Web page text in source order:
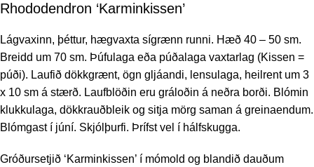
Rhododendron ‘Karminkissen’
Lágvaxinn, þéttur, hægvaxta sígrænn runni. Hæð 40 – 50 sm.
Breidd um 70 sm. Þúfulaga eða púðalaga vaxtarlag (Kissen =
púði). Laufið dökkgrænt, ögn gljáandi, lensulaga, heilrent um 3
x 10 sm á stærð. Laufblöðin eru gráloðin á neðra borði. Blómin
klukkulaga, dökkrauðbleik og sitja mörg saman á greinaendum.
Blómgast í júní. Skjólþurfi. Þrífst vel í hálfskugga.
Gróðursetjið ‘Karminkissen’ í mómold og blandið dauðum